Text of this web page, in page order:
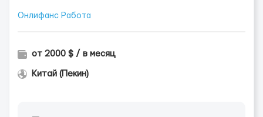
Онлифанс Работа
от 2000 $ / в месяц
Китай (Пекин)